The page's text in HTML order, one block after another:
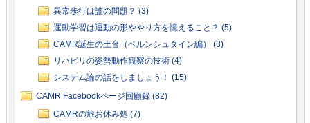
異常歩行は誰の問題？ (3)
運動学習は運動の形ややり方を憶えること？ (5)
CAMR誕生の土台（ベルンシュタイン編） (3)
リハビリの姿勢動作観察の技術 (4)
システム論の話をしましょう！ (15)
CAMR Facebookページ回顧録 (82)
CAMRの旅お休み処 (7)